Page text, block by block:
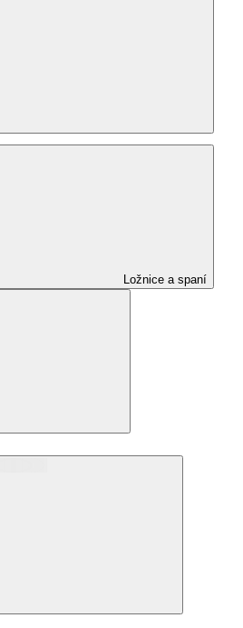
Ložnice a spaní